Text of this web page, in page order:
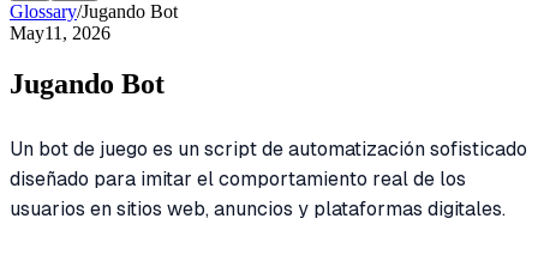
Glossary/Jugando Bot
May11, 2026
Jugando Bot
Un bot de juego es un script de automatización sofisticado
diseñado para imitar el comportamiento real de los
usuarios en sitios web, anuncios y plataformas digitales.